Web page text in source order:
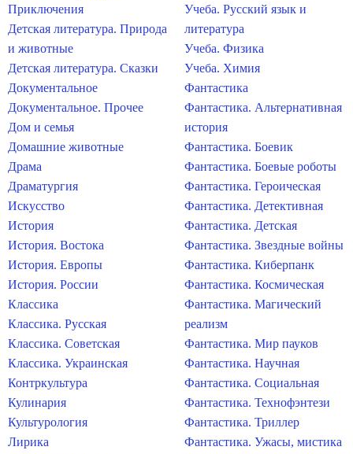
Приключения
Детская литература. Природа
и животные
Детская литература. Сказки
Документальное
Документальное. Прочее
Дом и семья
Домашние животные
Драма
Драматургия
Искусство
История
История. Востока
История. Европы
История. России
Классика
Классика. Русская
Классика. Советская
Классика. Украинская
Контркультура
Кулинария
Культурология
Лирика
Учеба. Русский язык и
литература
Учеба. Физика
Учеба. Химия
Фантастика
Фантастика. Альтернативная
история
Фантастика. Боевик
Фантастика. Боевые роботы
Фантастика. Героическая
Фантастика. Детективная
Фантастика. Детская
Фантастика. Звездные войны
Фантастика. Киберпанк
Фантастика. Космическая
Фантастика. Магический
реализм
Фантастика. Мир пауков
Фантастика. Научная
Фантастика. Социальная
Фантастика. Технофэнтези
Фантастика. Триллер
Фантастика. Ужасы, мистика